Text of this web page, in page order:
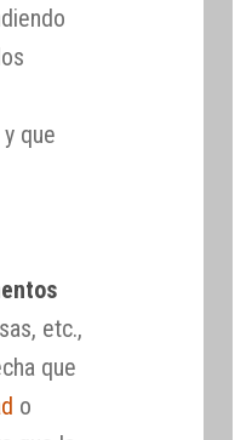
que
etc.,
que
o